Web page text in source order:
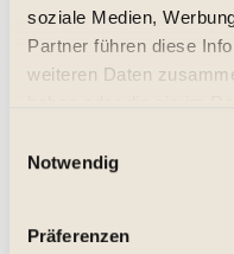
soziale Medien,
Partner führen diese
weiteren Daten
Notwendig
Präferenzen
Lieferzeit ca. 1-3 Tage**
Artikel-Nr.:
Beschreibung